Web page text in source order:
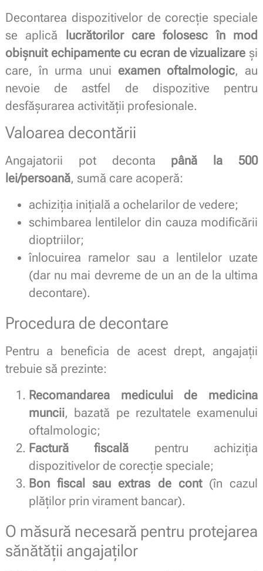
Decontarea dispozitivelor de corecție speciale
se aplică
lucrătorilor care folosesc în mod
obișnuit echipamente cu ecran de vizualizare și
care, în urma unui examen oftalmologic, au
nevoie de astfel de dispozitive pentru
desfășurarea activității profesionale.
Valoarea decontării
Angajatorii pot deconta până la 500
lei/persoană, sumă care acoperă:
achiziția inițială a ochelarilor de vedere;
schimbarea lentilelor din cauza modificării
dioptriilor;
înlocuirea ramelor sau a lentilelor uzate
(dar nu mai devreme de un an de la ultima
decontare).
Procedura de decontare
Pentru a beneficia de acest drept, angajații
trebuie să prezinte:
Recomandarea medicului de medicina
muncii, bazată pe rezultatele examenului
oftalmologic;
Factură fiscală pentru achiziția
dispozitivelor de corecție speciale;
Bon fiscal sau extras de cont(în cazul
plăților prin virament bancar).
O măsură necesară pentru protejarea
sănătății angajaților